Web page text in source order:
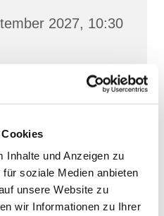
Inhalte und Anzeigen zu
soziale Medien anbieten
unsere Website zu
wir Informationen zu Ihrer
2027, 10:30
Stralsund